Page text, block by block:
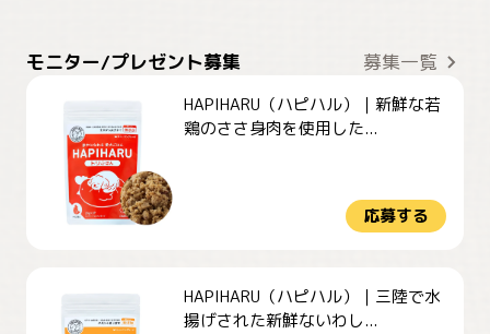
モニター/プレゼント募集 募集一覧
HAPIHARU（ハピハル）｜新鮮な若
鶏のささ身肉を使用した...
応募する
HAPIHARU（ハピハル）｜三陸で水
揚げされた新鮮ないわし...